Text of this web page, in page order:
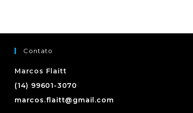
Contato
Marcos Flaitt
(14) 99601-3070
marcos.flaitt@gmail.com